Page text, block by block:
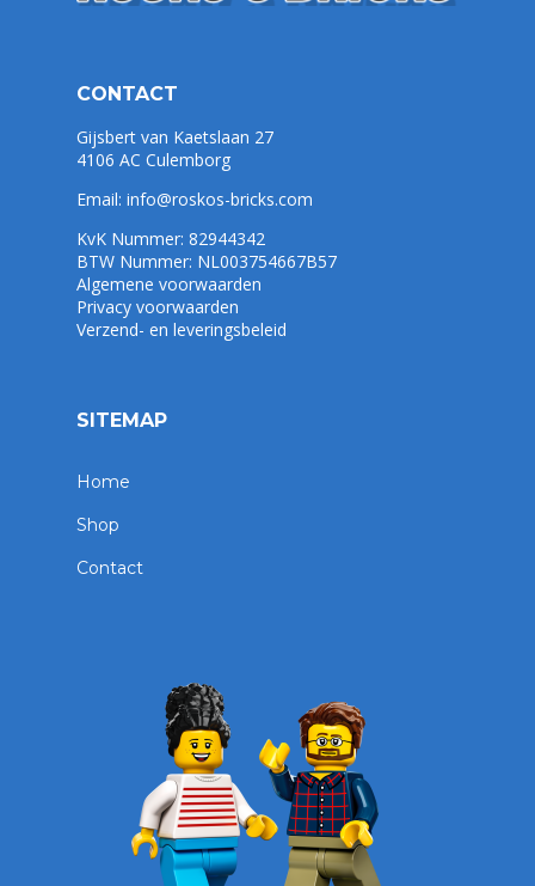
CONTACT
Gijsbert van Kaetslaan 27
4106 AC Culemborg
Email: info@roskos-bricks.com
KvK Nummer: 82944342
BTW Nummer: NL003754667B57
Algemene voorwaarden
Privacy voorwaarden
Verzend- en leveringsbeleid
SITEMAP
Home
Shop
Contact